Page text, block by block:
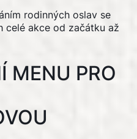
rodinných oslav se
celé akce od začátku až
MENU PRO